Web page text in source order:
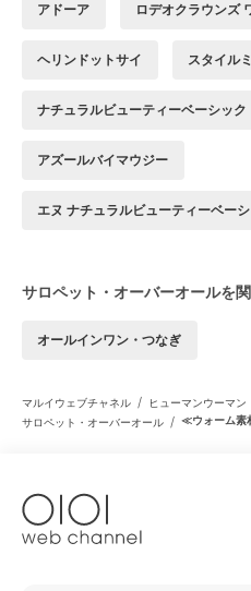
アドーア ロデオクラウンズ
ヘリンドットサイ スタイル
ナチュラルビューティーベーシック
アズールバイマウジー
エヌ ナチュラルビューティーベー
サロペット・オーバーオールを
オールインワン・つなぎ
マルイウェブチャネル / ヒューマンウーマン
サロペット・オーバーオール / ≪ウォーム素